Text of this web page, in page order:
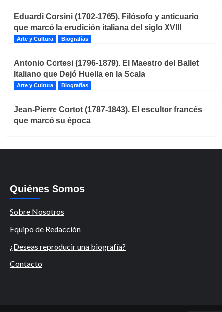
Eduardi Corsini (1702-1765). Filósofo y anticuario
que marcó la erudición italiana del siglo XVIII
Arte y Cultura Biografías
Antonio Cortesi (1796-1879). El Maestro del Ballet
Italiano que Dejó Huella en la Scala
Arte y Cultura Biografías
Jean-Pierre Cortot (1787-1843). El escultor francés
que marcó su época
Quiénes Somos
Sobre Nosotros
Equipo de Redacción
¿Deseas reproducir una biografía?
Contacto